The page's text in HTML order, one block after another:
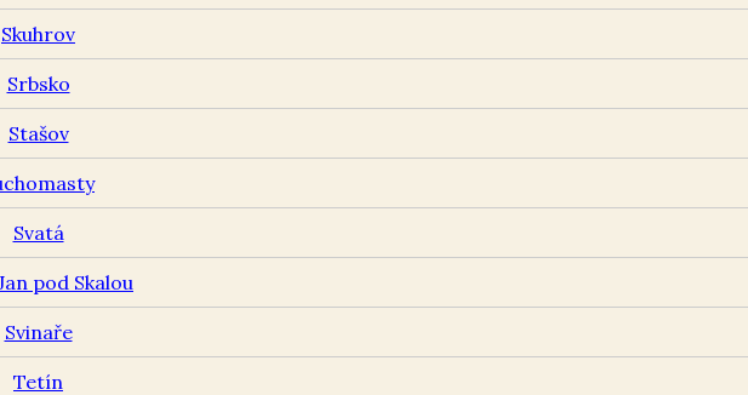
Skuhrov
Srbsko
Stašov
Svatá
pod Skalou
Svinaře
Tetín